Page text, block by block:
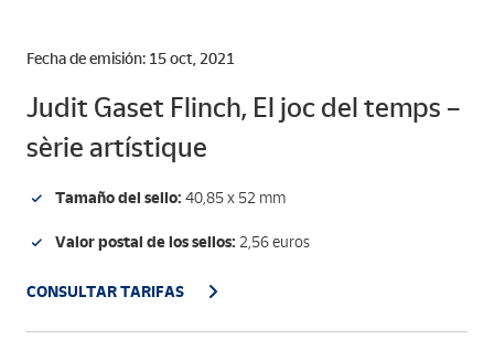
Fecha de emisión: 15 oct, 2021
Judit Gaset Flinch, El joc del temps –
sèrie artístique
Tamaño del sello: 40,85 x 52 mm
Valor postal de los sellos: 2,56 euros
CONSULTAR TARIFAS